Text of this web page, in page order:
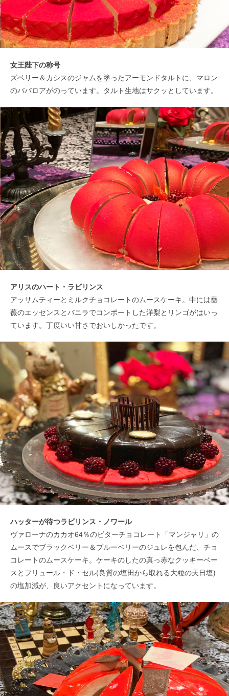
女王陛下の称号
ズベリー＆カシスのジャムを塗ったアーモンドタルトに、マロン
のババロアがのっています。タルト生地はサクッとしています。
アリスのハート・ラビリンス
アッサムティーとミルクチョコレートのムースケーキ。中には薔
薇のエッセンスとバニラでコンポートした洋梨とリンゴがはいっ
ています。丁度いい甘さでおいしかったです。
ハッターが待つラビリンス・ノワール
ヴァローナのカカオ64％のビターチョコレート「マンジャリ」の
ムースでブラックベリー＆ブルーベリーのジュレを包んだ、チョ
コレートのムースケーキ。ケーキのしたの真っ赤なクッキーベー
スとフリュール・ド・セル(良質の塩田から取れる大粒の天日塩)
の塩加減が、良いアクセントになっています。